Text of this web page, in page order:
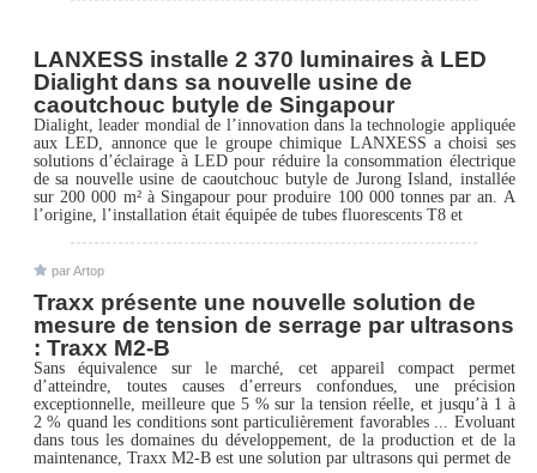
LANXESS installe 2 370 luminaires à LED
Dialight dans sa nouvelle usine de
caoutchouc butyle de Singapour
Dialight, leader mondial de l’innovation dans la technologie appliquée
aux LED, annonce que le groupe chimique LANXESS a choisi ses
solutions d’éclairage à LED pour réduire la consommation électrique
de sa nouvelle usine de caoutchouc butyle de Jurong Island, installée
sur 200 000 m² à Singapour pour produire 100 000 tonnes par an. A
l’origine, l’installation était équipée de tubes fluorescents T8 et
par Artop
Traxx présente une nouvelle solution de
mesure de tension de serrage par ultrasons
: Traxx M2-B
Sans équivalence sur le marché, cet appareil compact permet
d’atteindre, toutes causes d’erreurs confondues, une précision
exceptionnelle, meilleure que 5 % sur la tension réelle, et jusqu’à 1 à
2 % quand les conditions sont particulièrement favorables ... Evoluant
dans tous les domaines du développement, de la production et de la
maintenance, Traxx M2-B est une solution par ultrasons qui permet de